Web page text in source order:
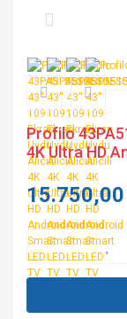
Profilo
4K Ultra HD